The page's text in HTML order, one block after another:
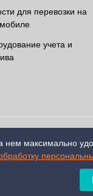
для перевозки на
учета и
максимально